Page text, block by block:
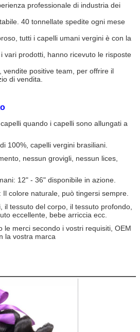
professionale di industria dei
40 tonnellate spedite ogni mese
tutti i capelli umani vergini è con la
vari prodotti, hanno ricevuto le risposte
vendite positive team, per offrire il
di vendita.
quando i capelli sono allungati a
100%, capelli vergini brasiliani.
nessun grovigli, nessun lices,
12" - 36" disponibile in azione.
colore naturale, può tingersi sempre.
il tessuto del corpo, il tessuto profondo,
eccellente, bebe arriccia ecc.
le merci secondo i vostri requisiti, OEM
la vostra marca
vergini di 100%
capelli di Remy del vergine 6A
(il colore è naturale senza